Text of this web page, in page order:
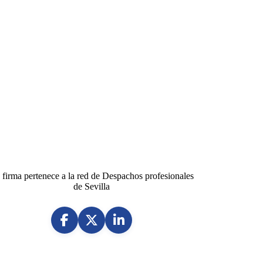
pertenece a la red de Despachos profesionales
de Sevilla